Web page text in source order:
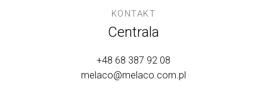
KONTAKT
Centrala
+48 68 387 92 08
melaco@melaco.com.pl